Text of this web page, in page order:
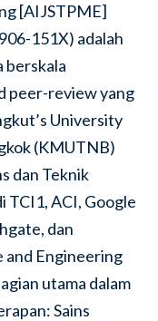
[AIJSTPME]
151X) adalah
berskala
peer-review yang
University
(KMUTNB)
dan Teknik
TCI1, ACI, Google
dan
and Engineering
utama dalam
Sains